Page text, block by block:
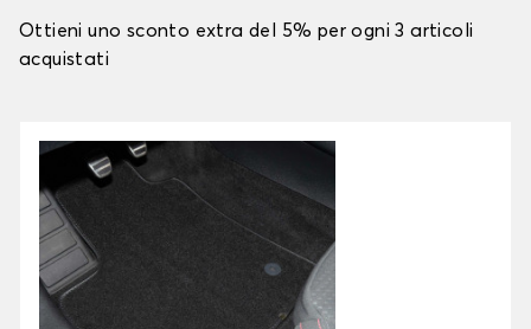
Ottieni uno sconto extra del 5% per ogni 3 articoli
acquistati